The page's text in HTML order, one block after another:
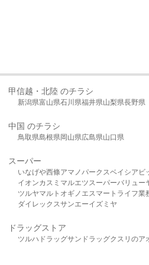
甲信越・北陸 のチラシ
新潟県富山県石川県福井県山梨県長野県
中国 のチラシ
鳥取県島根県岡山県広島県山口県
スーパー
いなげや西條アマノパークスベイシア ビ
イオンカスミ マルエツスーパーバリュー
ツルヤマルト オギノ エスマート ライフ業
ダイレックスサンエーイズミヤ
ドラッグストア
ツルハドラッグサンドラッグクスリのア